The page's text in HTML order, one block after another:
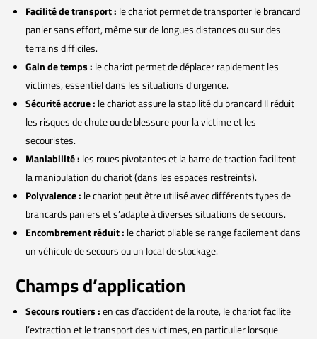
Facilité de transport : le chariot permet de transporter le brancard
panier sans effort, même sur de longues distances ou sur des
terrains difficiles.
Gain de temps : le chariot permet de déplacer rapidement les
victimes, essentiel dans les situations d’urgence.
Sécurité accrue : le chariot assure la stabilité du brancard Il réduit
les risques de chute ou de blessure pour la victime et les
secouristes.
Maniabilité : les roues pivotantes et la barre de traction facilitent
la manipulation du chariot (dans les espaces restreints).
Polyvalence : le chariot peut être utilisé avec différents types de
brancards paniers et s’adapte à diverses situations de secours.
Encombrement réduit : le chariot pliable se range facilement dans
un véhicule de secours ou un local de stockage.
Champs d’application
Secours routiers :en cas d’accident de la route, le chariot facilite
l’extraction et le transport des victimes, en particulier lorsque